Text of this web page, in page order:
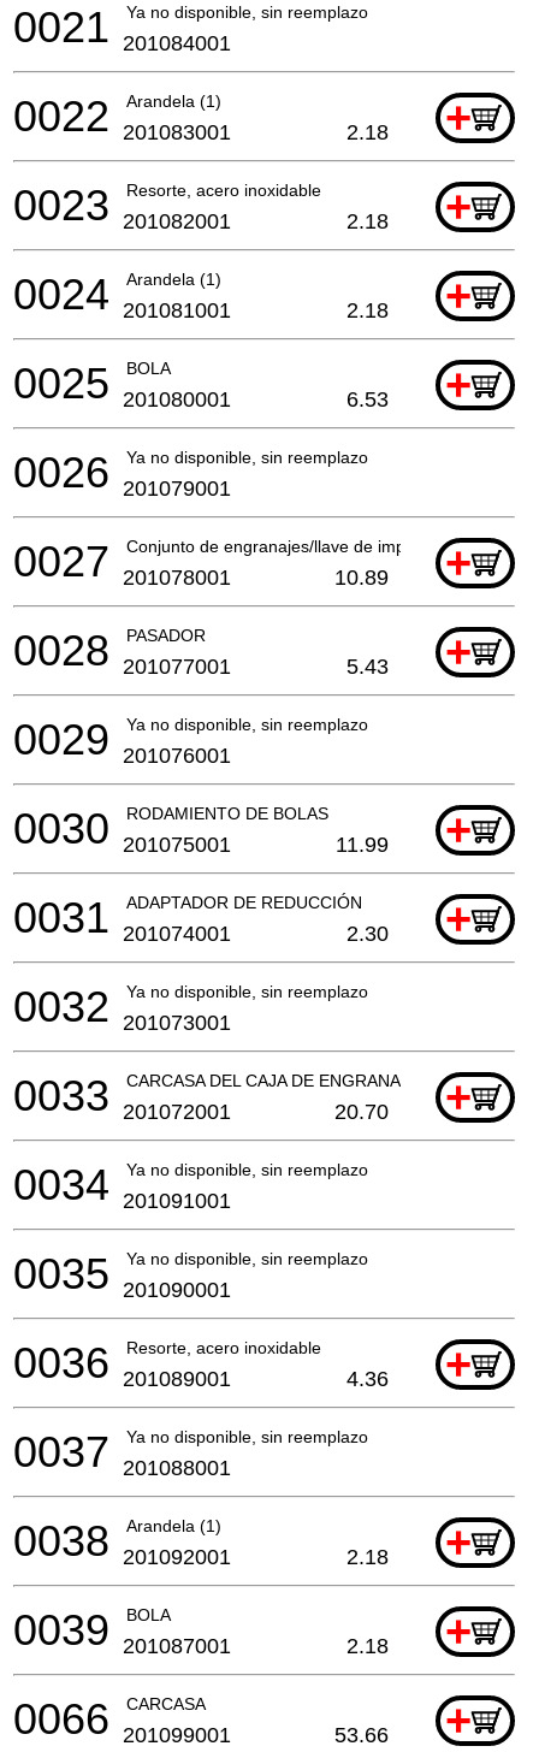
Ya no disponible, sin reemplazo
0021 201084001
Arandela (1) +
0022 201083001 2.18
Resorte, acero inoxidable +
0023 201082001 2.18
Arandela (1) +
0024 201081001 2.18
BOLA +
0025 201080001 6.53
Ya no disponible, sin reemplazo
0026 201079001
Conjunto de engranajes/llave de impacto de batería
+
0027 201078001 10.89
PASADOR +
0028 201077001 5.43
Ya no disponible, sin reemplazo
0029 201076001
RODAMIENTO DE BOLAS +
0030 201075001 11.99
ADAPTADOR DE REDUCCIÓN +
0031 201074001 2.30
Ya no disponible, sin reemplazo
0032 201073001
CARCASA DEL CAJA DE ENGRANAJES +
0033 201072001 20.70
Ya no disponible, sin reemplazo
0034 201091001
Ya no disponible, sin reemplazo
0035 201090001
Resorte, acero inoxidable +
0036 201089001 4.36
Ya no disponible, sin reemplazo
0037 201088001
Arandela (1) +
0038 201092001 2.18
BOLA +
0039 201087001 2.18
CARCASA +
0066 201099001 53.66